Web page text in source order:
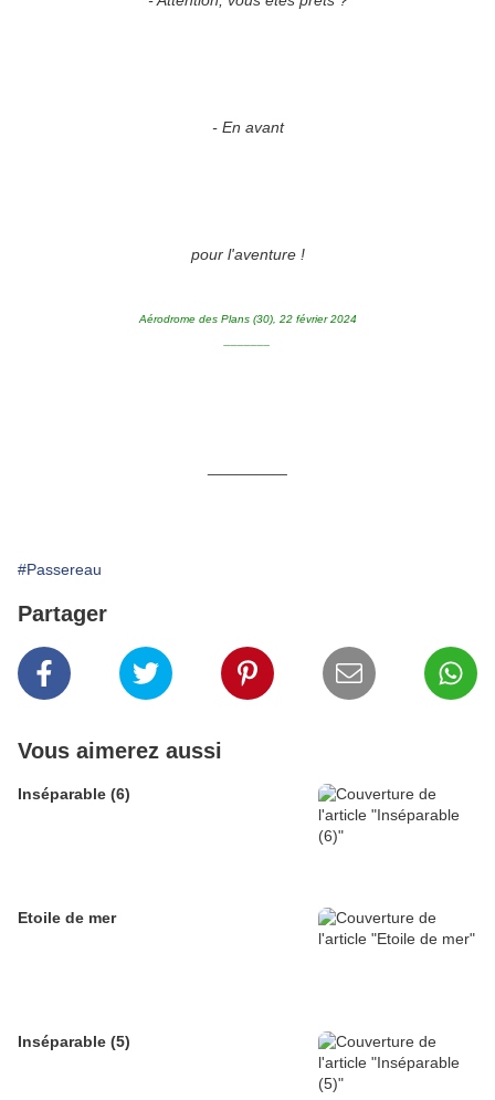
- En avant
pour l'aventure !
Aérodrome des Plans (30), 22 février 2024
#Passereau
Partager
Vous aimerez aussi
Inséparable (6)
Etoile de mer
Inséparable (5)